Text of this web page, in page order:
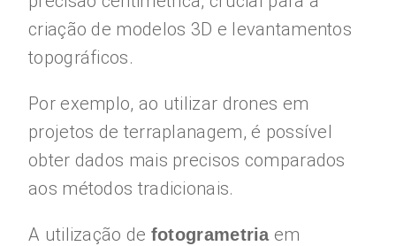
criação de modelos 3D e levantamentos
topográficos.
Por exemplo, ao utilizar drones em
projetos de terraplanagem, é possível
obter dados mais precisos comparados
aos métodos tradicionais.
A utilização de fotogrametriaem